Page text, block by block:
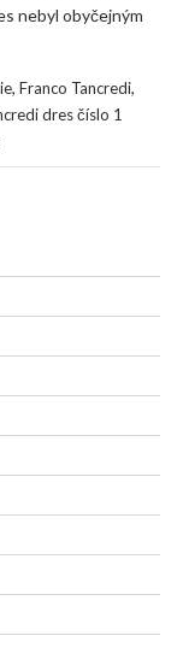
nebyl obyčejným
, Franco Tancredi,
dres číslo 1